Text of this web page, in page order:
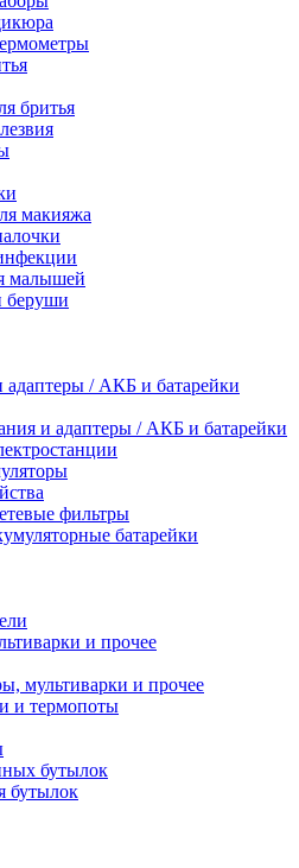
бритья
макияжа
малышей
беруши
/ АКБ и батарейки
и адаптеры / АКБ и батарейки
фильтры
батарейки
и прочее
мультиварки и прочее
и термопоты
бутылок
бутылок